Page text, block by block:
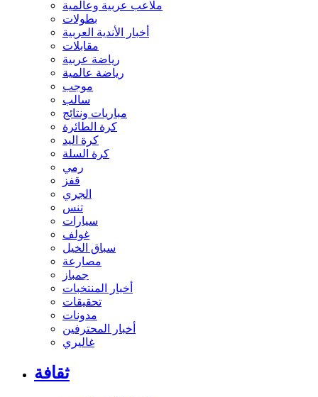
ملاعب عربية وعالمية
بطولات
أخبار الأندية العربية
مقابلات
رياضة عربية
رياضة عالمية
موجب
سالب
مباريات ونتائج
كرة الطائرة
كرة اليد
كرة السلة
رمي
قفز
الجري
تنس
سيارات
غولف
سباق الخيل
مصارعة
جمباز
أخبار المنتخبات
تحقيقات
مدونات
أخبار المحترفين
غاليري
ثقافة